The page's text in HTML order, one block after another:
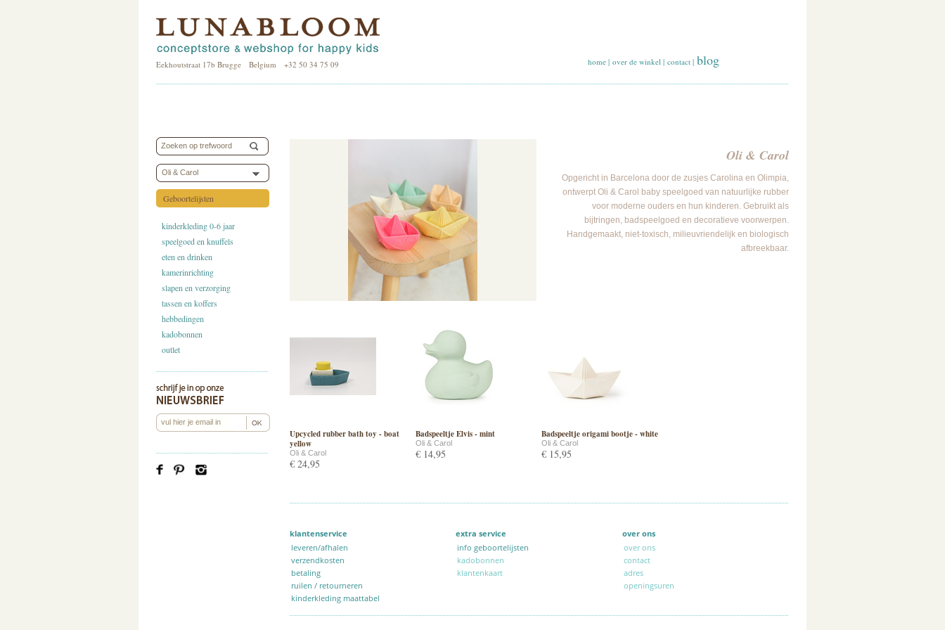
Eekhoutstraat 17b Brugge Belgium +32 50 34 75 09 home | over de winkel | contact | blog
Oli & Carol
Geboortelijsten
kinderkleding 0-6 jaar
speelgoed en knuffels
eten en drinken
kamerinrichting
slapen en verzorging
tassen en koffers
hebbedingen
kadobonnen
outlet
Oli & Carol
Opgericht in Barcelona door de zusjes Carolina en Olimpia,
ontwerpt Oli & Carol baby speelgoed van natuurlijke rubber
voor moderne ouders en hun kinderen. Gebruikt als
bijtringen, badspeelgoed en decoratieve voorwerpen.
Handgemaakt, niet-toxisch, milieuvriendelijk en biologisch
afbreekbaar.
Upcycled rubber bath toy - boat
yellow
Oli & Carol
€ 24,95
Badspeeltje Elvis - mint
Oli & Carol
€ 14,95
Badspeeltje origami bootje - white
Oli & Carol
€ 15,95
klantenservice extra service
over ons
leveren/afhalen
verzendkosten
betaling
ruilen / retourneren
kinderkleding maattabel
info geboortelijsten
kadobonnen
klantenkaart
over ons
contact
adres
openingsuren